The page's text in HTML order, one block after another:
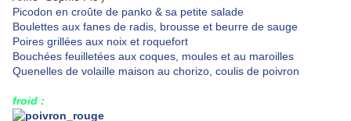
Picodon en croûte de panko & sa petite salade
Boulettes aux fanes de radis, brousse et beurre de sauge
Poires grillées aux noix et roquefort
Bouchées feuilletées aux coques, moules et au maroilles
Quenelles de volaille maison au chorizo, coulis de poivron
froid :